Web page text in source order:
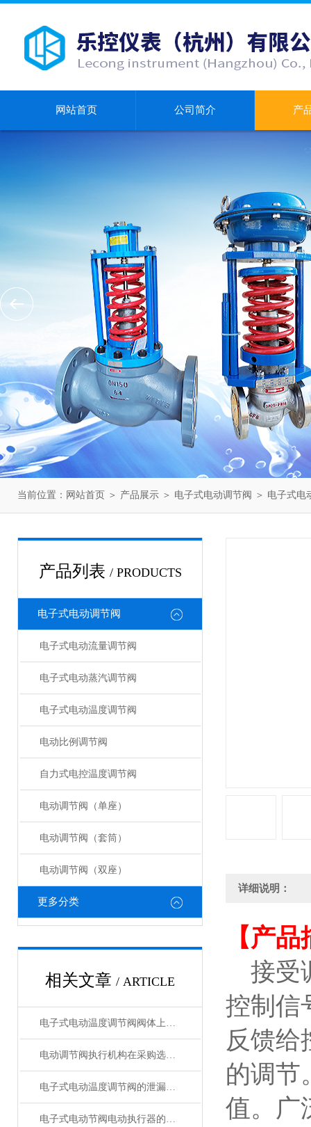
网站首页 公司简介 产
当前位置： 网站首页 ＞ 产品展示 ＞ 电子式电动调节阀 ＞ 电子式电
产品列表 / PRODUCTS
电子式电动调节阀
电子式电动流量调节阀
电子式电动蒸汽调节阀
电子式电动温度调节阀
电动比例调节阀
自力式电控温度调节阀
电动调节阀（单座）
电动调节阀（套筒）
电动调节阀（双座）
更多分类
相关文章 / ARTICLE
电子式电动温度调节阀阀体上的符号您了解吗？进来看
电动调节阀执行机构在采购选型应注意事项
电子式电动温度调节阀的泄漏量计算与失效分析
电子式电动节阀电动执行器的主要故障及解决方案
详细说明：
【产
接受
控制信
反馈给
的调节
值。广